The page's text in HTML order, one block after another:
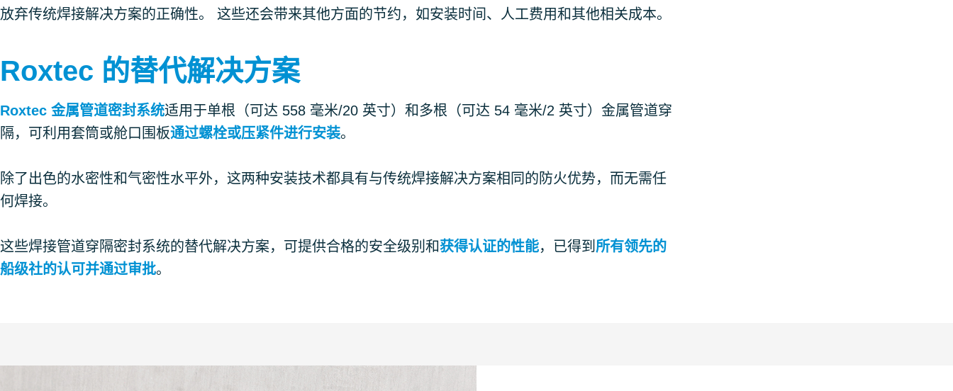
放弃传统焊接解决方案的正确性。 这些还会带来其他方面的节约，如安装时间、人工费用和其他相关成本。
Roxtec 的替代解决方案
Roxtec 金属管道密封系统适用于单根（可达 558 毫米/20 英寸）和多根（可达 54 毫米/2 英寸）金属管道穿
隔，可利用套筒或舱口围板通过螺栓或压紧件进行安装。
除了出色的水密性和气密性水平外，这两种安装技术都具有与传统焊接解决方案相同的防火优势，而无需任
何焊接。
这些焊接管道穿隔密封系统的替代解决方案，可提供合格的安全级别和获得认证的性能，已得到 所有领先的
船级社的认可并通过审批。